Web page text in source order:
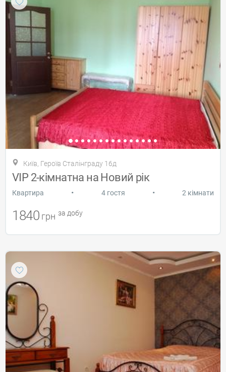
Київ, Героїв Сталінграду 16д
VIP 2-кімнатна на Новий рік
Квартира • 4 гостя • 2 кімнати
1840 грн за добу